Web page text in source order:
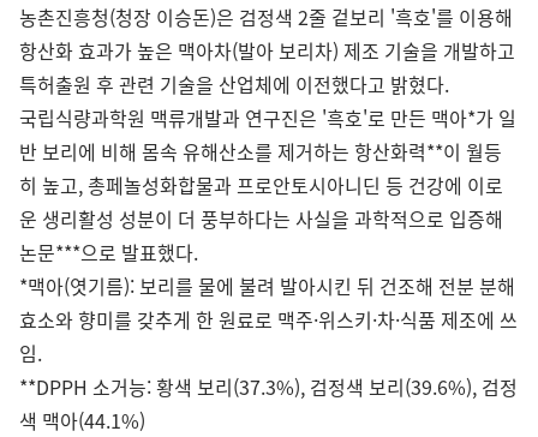
농촌진흥청(청장 이승돈)은 검정색 2줄 겉보리 '흑호'를 이용해
항산화 효과가 높은 맥아차(발아 보리차) 제조 기술을 개발하고
특허출원 후 관련 기술을 산업체에 이전했다고 밝혔다.
국립식량과학원 맥류개발과 연구진은 '흑호'로 만든 맥아*가 일
반 보리에 비해 몸속 유해산소를 제거하는 항산화력**이 월등
히 높고, 총페놀성화합물과 프로안토시아니딘 등 건강에 이로
운 생리활성 성분이 더 풍부하다는 사실을 과학적으로 입증해
논문***으로 발표했다.
*맥아(엿기름): 보리를 물에 불려 발아시킨 뒤 건조해 전분 분해
효소와 향미를 갖추게 한 원료로 맥주·위스키·차·식품 제조에 쓰
임.
**DPPH 소거능: 황색 보리(37.3%), 검정색 보리(39.6%), 검정
색 맥아(44.1%)